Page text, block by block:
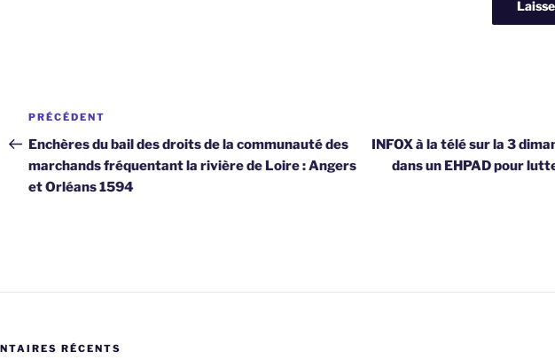
Navigation
de
l’article
Article
précédent
PRÉCÉDENT
Enchères du bail des droits de la communauté des
marchands fréquentant la rivière de Loire : Angers
et Orléans 1594
INFOX à la télé sur la 3
dans un EHPAD pour
RÉCENTS